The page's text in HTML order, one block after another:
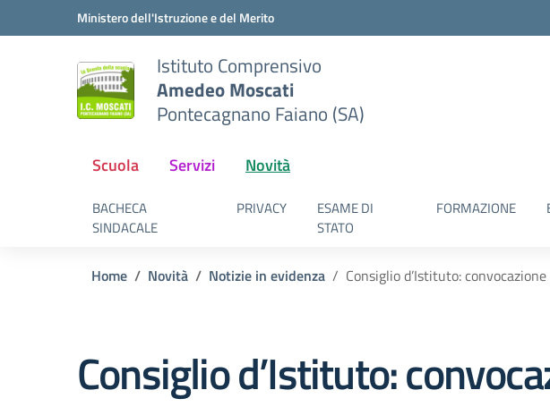
Vai ai contenuti
Vai al menu di navigazioneMinistero dell'Istruzione e del Merito
Istituto Comprensivo
Amedeo Moscati
Pontecagnano Faiano (SA)
Scuola Servizi Novità
BACHECA
SINDACALE
PRIVACY
ESAME DI
STATO
FORMAZIONE
Home Novità Notizie in evidenza Consiglio d’Istituto:
Consiglio d’Istituto: